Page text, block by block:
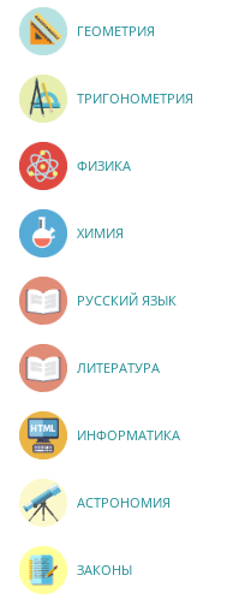
ГЕОМЕТРИЯ
ТРИГОНОМЕТРИЯ
ФИЗИКА
ХИМИЯ
РУССКИЙ ЯЗЫК
ЛИТЕРАТУРА
ИНФОРМАТИКА
АСТРОНОМИЯ
ЗАКОНЫ